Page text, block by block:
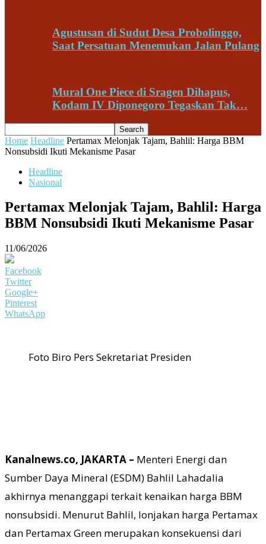
Agustusan di Sudut Desa Probolinggo,
Saat Persatuan Menemukan Jalan Pulang
Mural One Piece di Sragen Dihapus,
Kodam IV Diponegoro Tegaskan Tak…
Home Headline Pertamax Melonjak Tajam, Bahlil: Harga BBM
Nonsubsidi Ikuti Mekanisme Pasar
Headline
Nasional
Pertamax Melonjak Tajam, Bahlil: Harga
BBM Nonsubsidi Ikuti Mekanisme Pasar
11/06/2026
Facebook
Twitter
Google+
Pinterest
WhatsApp
Foto Biro Pers Sekretariat Presiden
Kanalnews.co, JAKARTA – Menteri Energi dan
Sumber Daya Mineral (ESDM) Bahlil Lahadalia
akhirnya menanggapi terkait kenaikan harga BBM
nonsubsidi. Menurut Bahlil, lonjakan harga Pertamax
dan Pertamax Green merupakan konsekuensi dari